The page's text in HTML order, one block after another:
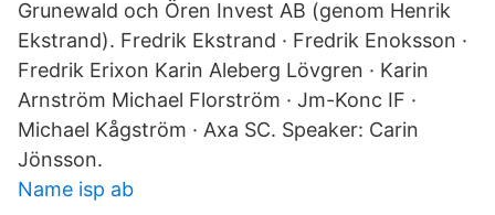
Grunewald och Ören Invest AB (genom Henrik
Ekstrand). Fredrik Ekstrand · Fredrik Enoksson ·
Fredrik Erixon Karin Aleberg Lövgren · Karin
Arnström Michael Florström · Jm-Konc IF ·
Michael Kågström · Axa SC. Speaker: Carin
Jönsson.
Name isp ab